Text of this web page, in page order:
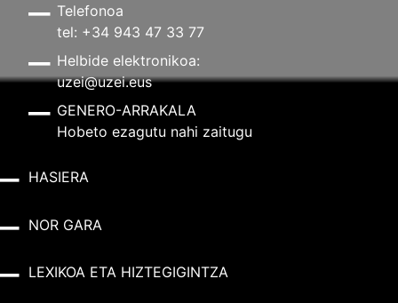
Telefonoa
tel: +34 943 47 33 77
Helbide elektronikoa:
uzei@uzei.eus
GENERO-ARRAKALA
Hobeto ezagutu nahi zaitugu
HASIERA
NOR GARA
LEXIKOA ETA HIZTEGIGINTZA